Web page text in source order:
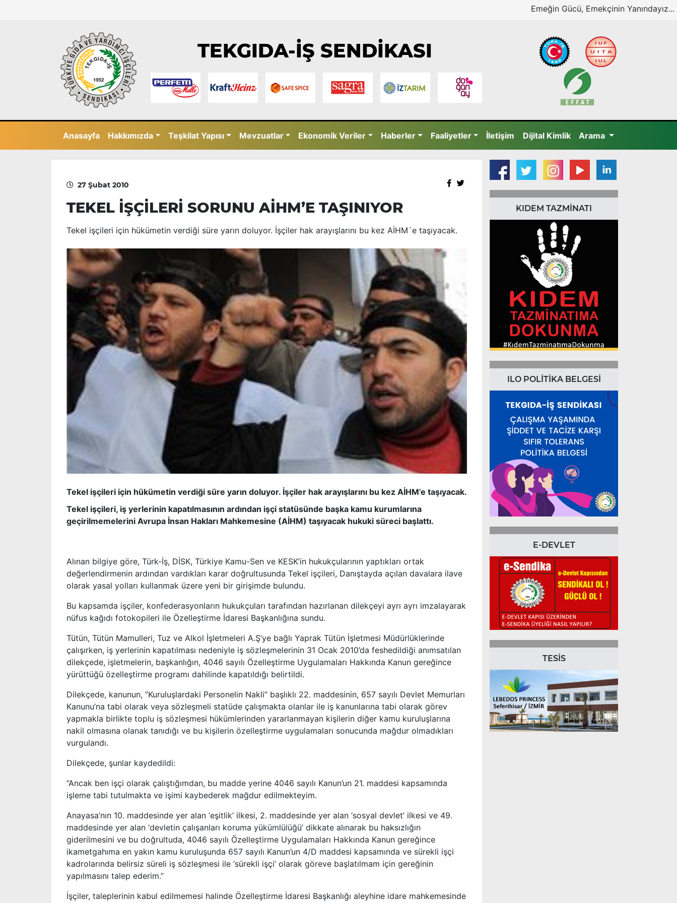
Emeğin Gücü, Emekçinin Yanındayız...
TEKGIDA-İŞ SENDİKASI
Anasayfa Hakkımızda Teşkilat Yapısı Mevzuatlar Ekonomik Veriler Haberler Faaliyetler İletişim Dijital Kimlik Arama
27 Şubat 2010
TEKEL İŞÇİLERİ SORUNU AİHM’E TAŞINIYOR
Tekel işçileri için hükümetin verdiği süre yarın doluyor. İşçiler hak arayışlarını bu kez AİHM´e taşıyacak.
Tekel işçileri için hükümetin verdiği süre yarın doluyor. İşçiler hak arayışlarını bu kez AİHM’e taşıyacak.
Tekel işçileri, iş yerlerinin kapatılmasının ardından işçi statüsünde başka kamu kurumlarına
geçirilmemelerini Avrupa İnsan Hakları Mahkemesine (AİHM) taşıyacak hukuki süreci başlattı.
Alınan bilgiye göre, Türk-İş, DİSK, Türkiye Kamu-Sen ve KESK’in hukukçularının yaptıkları ortak
değerlendirmenin ardından vardıkları karar doğrultusunda Tekel işçileri, Danıştayda açılan davalara ilave
olarak yasal yolları kullanmak üzere yeni bir girişimde bulundu.
Bu kapsamda işçiler, konfederasyonların hukukçuları tarafından hazırlanan dilekçeyi ayrı ayrı imzalayarak
nüfus kağıdı fotokopileri ile Özelleştirme İdaresi Başkanlığına sundu.
Tütün, Tütün Mamulleri, Tuz ve Alkol İşletmeleri A.Ş’ye bağlı Yaprak Tütün İşletmesi Müdürlüklerinde
çalışırken, iş yerlerinin kapatılması nedeniyle iş sözleşmelerinin 31 Ocak 2010’da feshedildiği anımsatılan
dilekçede, işletmelerin, başkanlığın, 4046 sayılı Özelleştirme Uygulamaları Hakkında Kanun gereğince
yürüttüğü özelleştirme programı dahilinde kapatıldığı belirtildi.
Dilekçede, kanunun, ”Kuruluşlardaki Personelin Nakli” başlıklı 22. maddesinin, 657 sayılı Devlet Memurları
Kanunu’na tabi olarak veya sözleşmeli statüde çalışmakta olanlar ile iş kanunlarına tabi olarak görev
yapmakla birlikte toplu iş sözleşmesi hükümlerinden yararlanmayan kişilerin diğer kamu kuruluşlarına
nakil olmasına olanak tanıdığı ve bu kişilerin özelleştirme uygulamaları sonucunda mağdur olmadıkları
vurgulandı.
Dilekçede, şunlar kaydedildi:
”Ancak ben işçi olarak çalıştığımdan, bu madde yerine 4046 sayılı Kanun’un 21. maddesi kapsamında
işleme tabi tutulmakta ve işimi kaybederek mağdur edilmekteyim.
Anayasa’nın 10. maddesinde yer alan ‘eşitlik’ ilkesi, 2. maddesinde yer alan ‘sosyal devlet’ ilkesi ve 49.
maddesinde yer alan ‘devletin çalışanları koruma yükümlülüğü’ dikkate alınarak bu haksızlığın
giderilmesini ve bu doğrultuda, 4046 sayılı Özelleştirme Uygulamaları Hakkında Kanun gereğince
ikametgahıma en yakın kamu kuruluşunda 657 sayılı Kanun’un 4/D maddesi kapsamında ve sürekli işçi
kadrolarında belirsiz süreli iş sözleşmesi ile ‘sürekli işçi’ olarak göreve başlatılmam için gereğinin
yapılmasını talep ederim.”
İşçiler, taleplerinin kabul edilmemesi halinde Özelleştirme İdaresi Başkanlığı aleyhine idare mahkemesinde
KIDEM TAZMİNATI
ILO POLİTİKA BELGESİ
E-DEVLET
TESİS